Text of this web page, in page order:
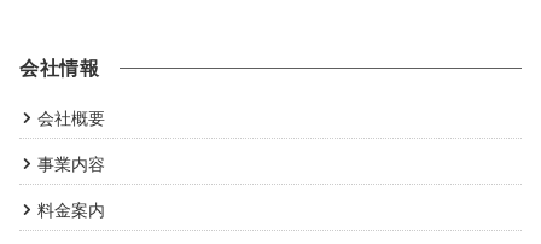
会社情報
会社概要
事業内容
料金案内